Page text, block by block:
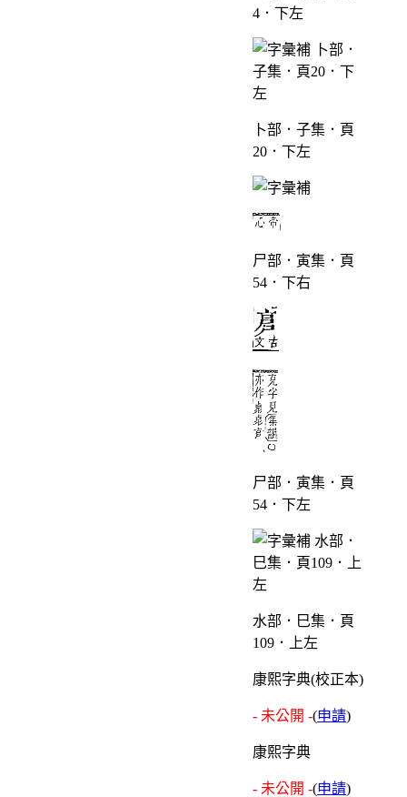
4．下左
卜部．子集．頁
20．下左
尸部．寅集．頁
54．下右
尸部．寅集．頁
54．下左
水部．巳集．頁
109．上左
康熙字典(校正本)
- 未公開 -(申請)
康熙字典
- 未公開 -(申請)